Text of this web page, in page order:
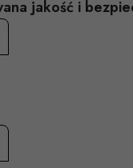
jakość i